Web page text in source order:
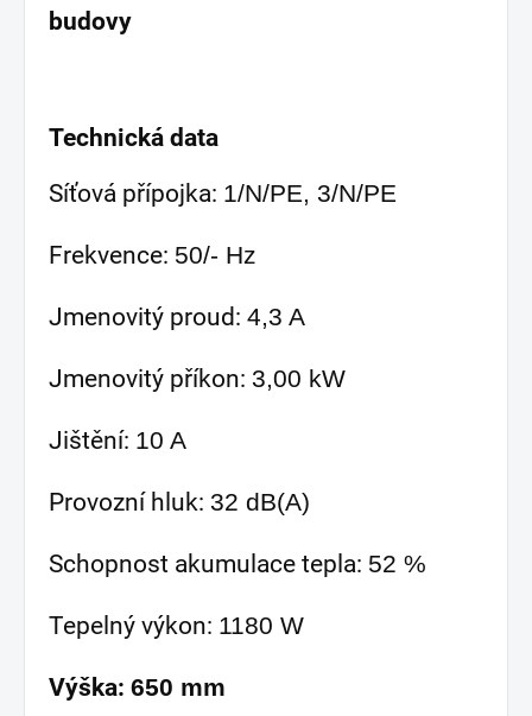
budovy
Technická data
Síťová přípojka: 1/N/PE, 3/N/PE
Frekvence: 50/- Hz
Jmenovitý proud: 4,3 A
Jmenovitý příkon: 3,00 kW
Jištění: 10 A
Provozní hluk: 32 dB(A)
Schopnost akumulace tepla: 52 %
Tepelný výkon: 1180 W
Výška: 650 mm